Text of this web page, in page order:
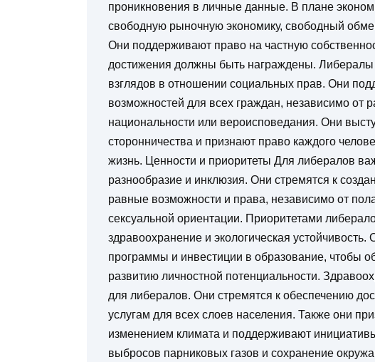
проникновения в личные данные. В плане
свободную рыночную экономику, свободный
Они поддерживают право на частную
достижения должны быть награждены.
взглядов в отношении социальных прав. Они
возможностей для всех граждан, независимо от
национальности или вероисповедания. Они
сторонничества и признают право каждого
жизнь. Ценности и приоритеты Для либералов
разнообразие и инклюзия. Они стремятся к
равные возможности и права, независимо от
сексуальной ориентации. Приоритетами
здравоохранение и экологическая
программы и инвестиции в образование, чтобы
развитию личностной потенциальности.
для либералов. Они стремятся к обеспечению
услугам для всех слоев населения. Также они
изменением климата и поддерживают
выбросов парниковых газов и сохранение